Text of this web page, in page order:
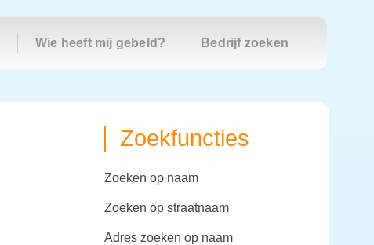
Wie heeft mij gebeld? Bedrijf zoeken
Zoekfuncties
zoeken op naam
zoeken op straatnaam
adres zoeken op naam